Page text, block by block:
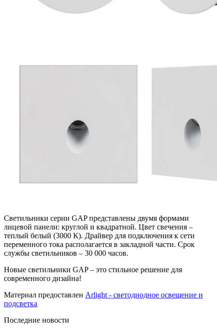
Светильники серии GAP представлены двумя формами
лицевой панели: круглой и квадратной. Цвет свечения –
теплый белый (3000 К). Драйвер для подключения к сети
переменного тока располагается в закладной части. Срок
службы светильников – 30 000 часов.
Новые светильники GAP – это стильное решение для
современного дизайна!
Материал предоставлен Arlight - светодиодное освещение и
подсветка
Последние новости